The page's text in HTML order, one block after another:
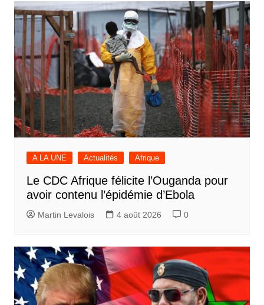
A LA UNE Actualités Afrique
Le CDC Afrique félicite l’Ouganda pour
avoir contenu l’épidémie d’Ebola
Martin Levalois 4 août 2026 0